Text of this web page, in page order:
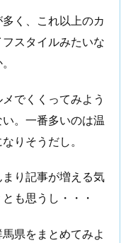
く、これ以上のカ
スタイルみたいな
でくくってみよう
。一番多いのは温
りそうだし。
り記事が増える気
も思うし・・・
県をまとめてみよ